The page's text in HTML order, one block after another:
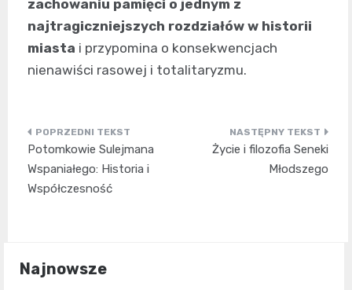
zachowaniu pamięci o jednym z
najtragiczniejszych rozdziałów w historii
miasta i przypomina o konsekwencjach
nienawiści rasowej i totalitaryzmu.
Nawigacja
wpisu
Potomkowie Sulejmana
Wspaniałego: Historia i
Współczesność
Życie i filozofia Seneki
Młodszego
Najnowsze